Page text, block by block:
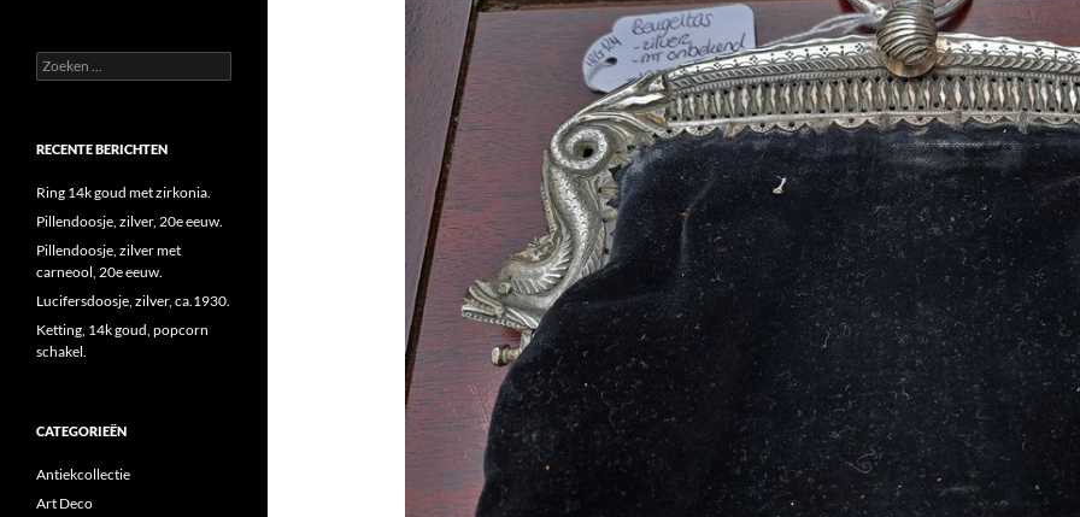
Zoeken
naar:
RECENTE BERICHTEN
Ring 14k goud met zirkonia.
Pillendoosje, zilver, 20e eeuw.
Pillendoosje, zilver met
carneool, 20e eeuw.
Lucifersdoosje, zilver, ca.1930.
Ketting, 14k goud, popcorn
schakel.
CATEGORIEËN
Antiekcollectie
Art Deco